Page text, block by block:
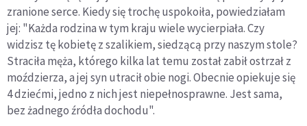
zranione serce. Kiedy się trochę uspokoiła, powiedziałam
jej: "Każda rodzina w tym kraju wiele wycierpiała. Czy
widzisz tę kobietę z szalikiem, siedzącą przy naszym stole?
Straciła męża, którego kilka lat temu został zabił ostrzał z
moździerza, a jej syn utracił obie nogi. Obecnie opiekuje się
4 dziećmi, jedno z nich jest niepełnosprawne. Jest sama,
bez żadnego źródła dochodu".